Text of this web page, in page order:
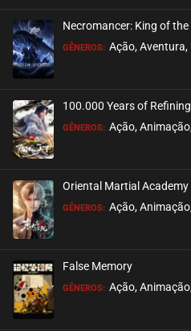
EPISÓDIO 02
setembro 14, 2020
EPISÓDIO 01
setembro 14, 2020
Necromancer: King of the
GÊNEROS: Ação, Aventura,
100.000 Years of Refining
GÊNEROS: Ação,
Oriental Martial Academy
GÊNEROS: Ação,
False Memory
GÊNEROS: Ação,